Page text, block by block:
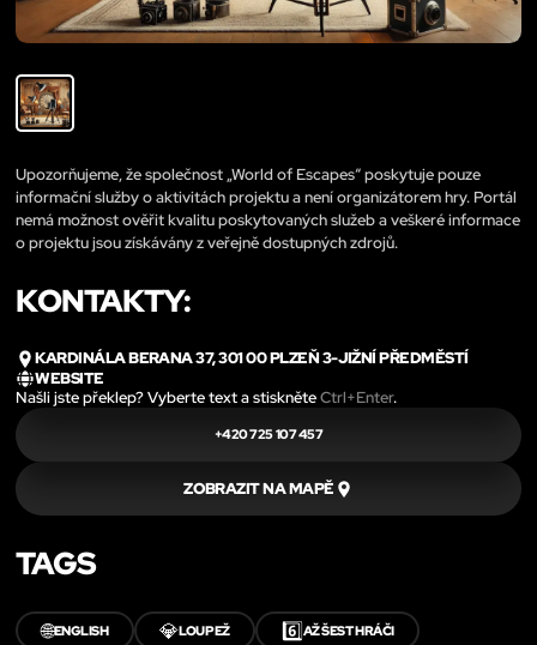
Upozorňujeme, že společnost „World of Escapes“ poskytuje pouze
informační služby o aktivitách projektu a není organizátorem hry. Portál
nemá možnost ověřit kvalitu poskytovaných služeb a veškeré informace
o projektu jsou získávány z veřejně dostupných zdrojů.
KONTAKTY:
KARDINÁLA BERANA 37, 301 00 PLZEŇ 3-JIŽNÍ PŘEDMĚSTÍ
WEBSITE
Našli jste překlep? Vyberte text a stiskněteCtrl+Enter.
+420 725 107 457
ZOBRAZIT NA MAPĚ
TAGS
🌐ENGLISH 💎LOUPEŽ 6️⃣AŽ ŠEST HRÁČI